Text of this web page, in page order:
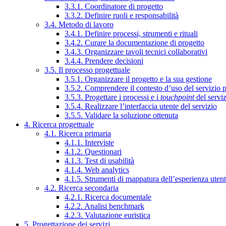
3.3.1. Coordinatore di progetto
3.3.2. Definire ruoli e responsabilità
3.4. Metodo di lavoro
3.4.1. Definire processi, strumenti e rituali
3.4.2. Curare la documentazione di progetto
3.4.3. Organizzare tavoli tecnici collaborativi
3.4.4. Prendere decisioni
3.5. Il processo progettuale
3.5.1. Organizzare il progetto e la sua gestione
3.5.2. Comprendere il contesto d’uso del servizio
3.5.3. Progettare i processi e i touchpointdel
3.5.4. Realizzare l’interfaccia utente del servizio
3.5.5. Validare la soluzione ottenuta
4. Ricerca progettuale
4.1. Ricerca primaria
4.1.1. Interviste
4.1.2. Questionari
4.1.3. Test di usabilità
4.1.4. Web analytics
4.1.5. Strumenti di mappatura dell’esperienza
4.2. Ricerca secondaria
4.2.1. Ricerca documentale
4.2.2. Analisi benchmark
4.2.3. Valutazione euristica
5. Progettazione dei servizi